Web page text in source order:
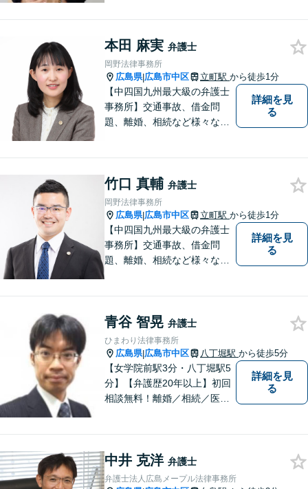
せください。丁寧にお話を伺
い、お一人おひとりに合った
解決方法を提案します。
本田 麻実 弁護士
岡野法律事務所
広島県|広島市中区 立町駅 から徒歩1分
【中四国九州最大級の弁護士
事務所】交通事故、借金問
題、離婚、相続など様々な問
い！
詳細を見
る
竹口 真輔 弁護士
岡野法律事務所
広島県|広島市中区 立町駅 から徒歩1分
【中四国九州最大級の弁護士
事務所】交通事故、借金問
題、離婚、相続など様々な問
い！
詳細を見
る
青谷 智晃 弁護士
ひまわり法律事務所
広島県|広島市中区 八丁堀駅 から徒歩5分
【女学院前駅3分・八丁堀駅5
分】【弁護歴20年以上】初回
相談無料！離婚／相続／医療
結果に納得いただけるよう尽
力します！【駐車場有】
詳細を見
る
中井 克洋 弁護士
弁護士法人広島メープル法律事務所